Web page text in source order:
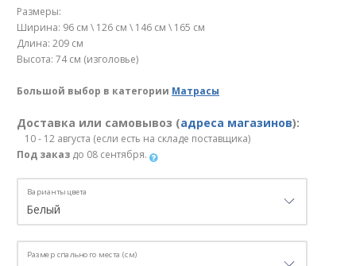
Размеры:
Ширина: 96 см \ 126 см \ 146 см \ 165 см
Длина: 209 см
Высота: 74 см (изголовье)
Большой выбор в категории Матрасы
Доставка или самовывоз (адреса магазинов):
10 - 12 августа (если есть на складе поставщика)
Под заказ до 08 сентября.
Варианты цвета
Размер спального места (см)